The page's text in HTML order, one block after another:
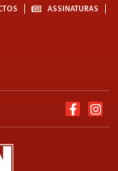
ASSINATURAS